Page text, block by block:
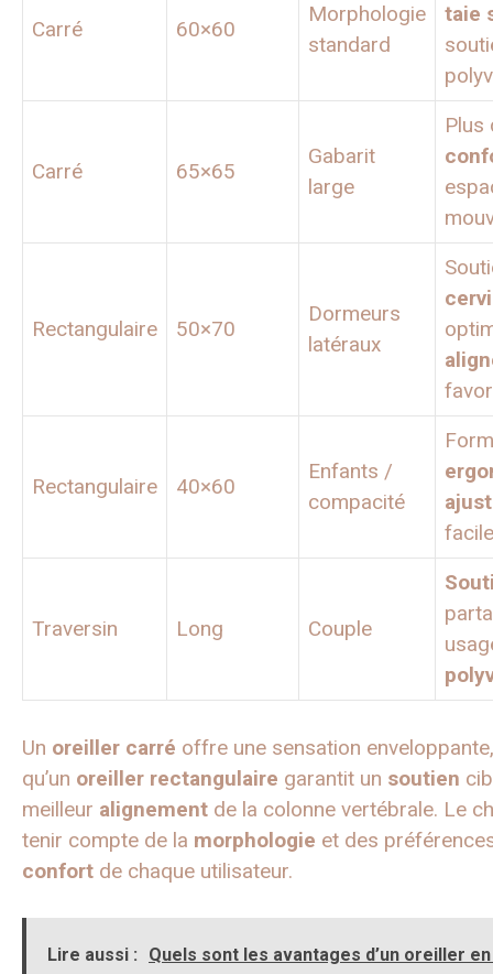
Carré 60×60
Morphologie
standard
taie
Carré 65×65
Gabarit
large
Plus
Rectangulaire 50×70
Dormeurs
latéraux
Rectangulaire 40×60
Enfants /
compacité
facile
Traversin Long Couple
Un oreiller carré offre une sensation
qu’un oreiller rectangulaire garantit un soutien
meilleur alignement de la colonne vertébrale. Le
tenir compte de la morphologie et des
confort de chaque utilisateur.
Lire aussi : Quels sont les avantages d’un oreiller